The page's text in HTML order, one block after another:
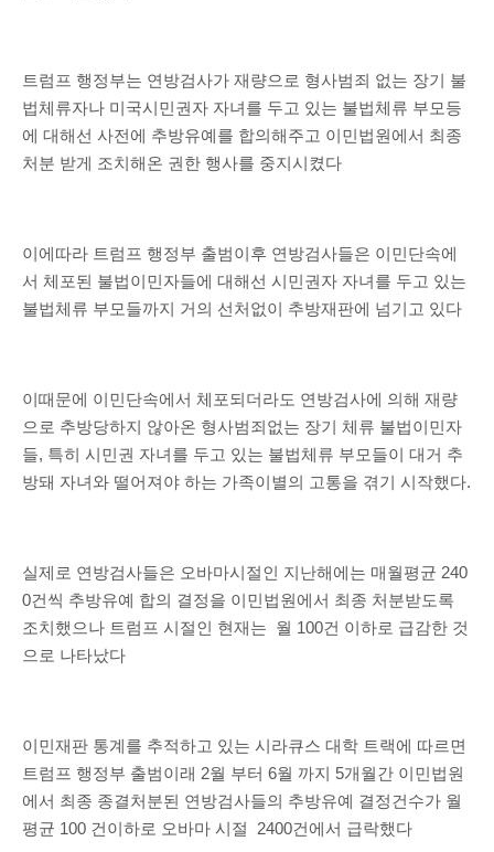
트럼프 행정부는 연방검사가 재량으로 형사범죄 없는 장기 불
법체류자나 미국시민권자 자녀를 두고 있는 불법체류 부모등
에 대해선 사전에 추방유예를 합의해주고 이민법원에서 최종
처분 받게 조치해온 권한 행사를 중지시켰다
이에따라 트럼프 행정부 출범이후 연방검사들은 이민단속에
서 체포된 불법이민자들에 대해선 시민권자 자녀를 두고 있는
불법체류 부모들까지 거의 선처없이 추방재판에 넘기고 있다
이때문에 이민단속에서 체포되더라도 연방검사에 의해 재량
으로 추방당하지 않아온 형사범죄없는 장기 체류 불법이민자
들, 특히 시민권 자녀를 두고 있는 불법체류 부모들이 대거 추
방돼 자녀와 떨어져야 하는 가족이별의 고통을 겪기 시작했다.
실제로 연방검사들은 오바마시절인 지난해에는 매월평균 240
0건씩 추방유예 합의 결정을 이민법원에서 최종 처분받도록
조치했으나 트럼프 시절인 현재는 월 100건 이하로 급감한 것
으로 나타났다
이민재판 통계를 추적하고 있는 시라큐스 대학 트랙에 따르면
트럼프 행정부 출범이래 2월 부터 6월 까지 5개월간 이민법원
에서 최종 종결처분된 연방검사들의 추방유예 결정건수가 월
평균 100 건이하로 오바마 시절 2400건에서 급락했다